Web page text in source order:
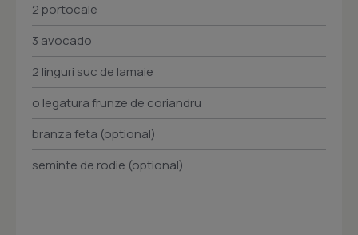
2 portocale
3 avocado
2 linguri suc de lamaie
o legatura frunze de coriandru
branza feta (optional)
seminte de rodie (optional)